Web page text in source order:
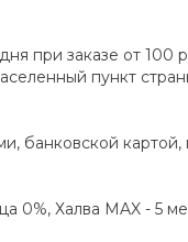
при заказе от 100
пункт
банковской
0%, Халва MAX - 5